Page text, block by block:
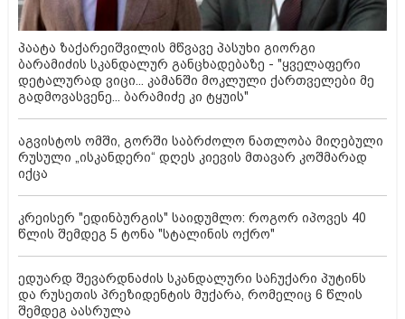
პაატა ზაქარეიშვილის მწვავე პასუხი გიორგი
ბარამიძის სკანდალურ განცხადებაზე - "ყველაფერი
დეტალურად ვიცი... კამანში მოკლული ქართველები მე
გადმოვასვენე... ბარამიძე კი ტყუის"
აგვისტოს ომში, გორში საბრძოლო ნათლობა მიღებული
რუსული „ისკანდერი“ დღეს კიევის მთავარ კოშმარად
იქცა
კრეისერ "ედინბურგის" საიდუმლო: როგორ იპოვეს 40
წლის შემდეგ 5 ტონა "სტალინის ოქრო"
ედუარდ შევარდნაძის სკანდალური საჩუქარი პუტინს
და რუსეთის პრეზიდენტის მუქარა, რომელიც 6 წლის
შემდეგ აასრულა